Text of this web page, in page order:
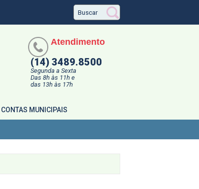
Atendimento
(14) 3489.8500
Segunda a Sexta
Das 8h às 11h e
das 13h às 17h
CONTAS MUNICIPAIS